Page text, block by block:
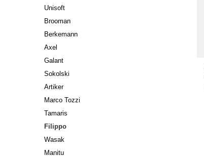
Unisoft
Brooman
Berkemann
Axel
Galant
Sokolski
Artiker
Marco Tozzi
Tamaris
Filippo
Wasak
Manitu